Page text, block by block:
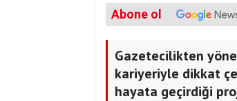
Abone ol
Gazetecilikten
kariyeriyle dikkat
hayata geçirdiği